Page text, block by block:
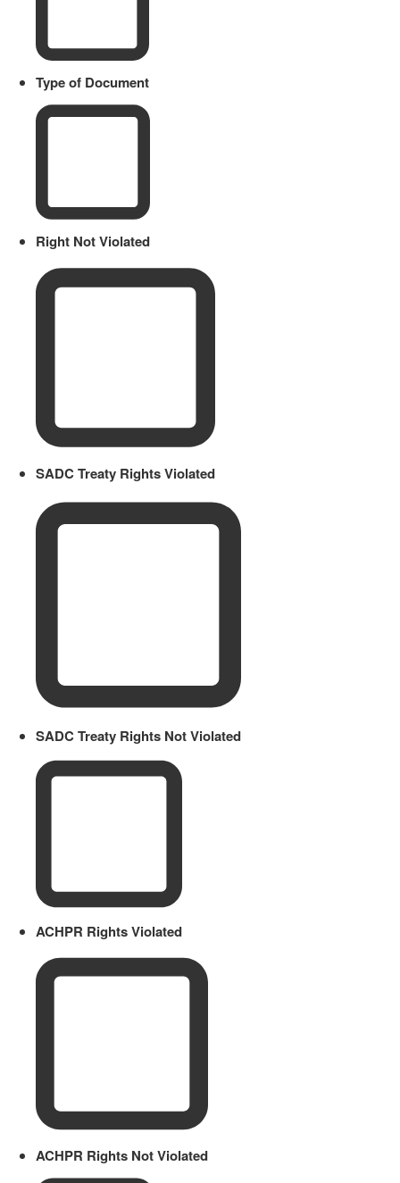
Type of Document
Right Not Violated
SADC Treaty Rights Violated
SADC Treaty Rights Not Violated
ACHPR Rights Violated
ACHPR Rights Not Violated